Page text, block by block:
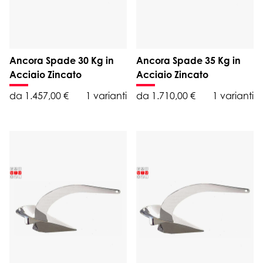
Ancora Spade 30 Kg in
Acciaio Zincato
da 1.457,00 €
1 varianti
Ancora Spade 35 Kg in
Acciaio Zincato
da 1.710,00 €
1 varianti